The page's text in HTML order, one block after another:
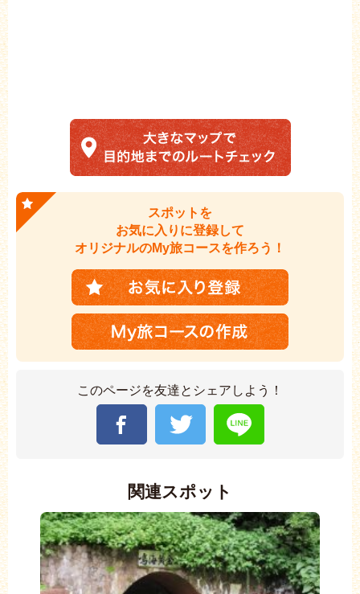
スポットを
お気に入りに登録して
オリジナルのMy旅コースを作ろう！
このページを友達とシェアしよう！
関連スポット